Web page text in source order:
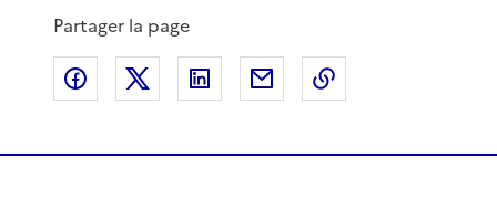
Partager la page
Partager sur Facebook
Partager sur XPartager sur LinkedIn
Partager par email